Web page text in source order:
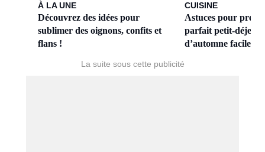
À LA UNE
Découvrez des idées pour
sublimer des oignons, confits et
flans !
CUISINE
Astuces pour
parfait petit-
d’automne facile